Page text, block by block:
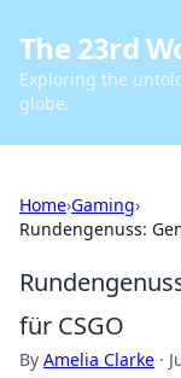
The 23rd
Exploring the
globe.
Home›Gaming›
Rundengenuss:
für CSGO
By Amelia Clarke ·